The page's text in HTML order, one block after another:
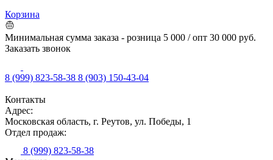
Корзина
Минимальная сумма заказа - розница 5 000 / опт 30 000 руб.
Заказать звонок
8 (999) 823-58-38 8 (903) 150-43-04
Контакты
Адрес:
Московская область, г. Реутов, ул. Победы, 1
Отдел продаж:
8 (999) 823-58-38